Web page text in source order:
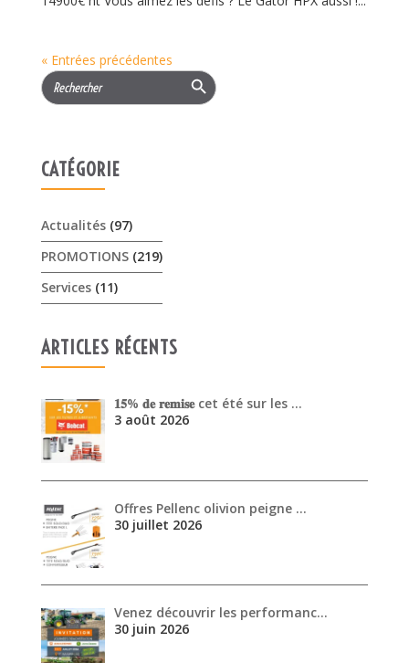
« Entrées précédentes
Search
for:
Search Button
CATÉGORIE
Actualités(97)
PROMOTIONS(219)
Services(11)
ARTICLES RÉCENTS
𝟏𝟓% 𝐝𝐞 𝐫𝐞𝐦𝐢𝐬𝐞 cet été sur les …
3 août 2026
Offres Pellenc olivion peigne …
30 juillet 2026
Venez découvrir les performanc…
30 juin 2026